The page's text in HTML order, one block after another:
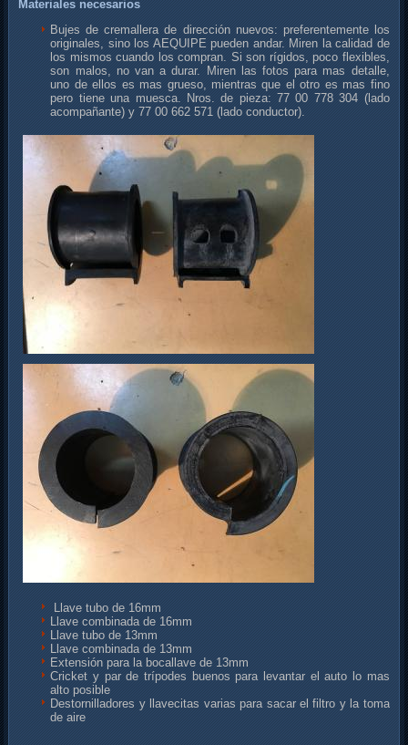
Materiales necesarios
Bujes de cremallera de dirección nuevos: preferentemente los
originales, sino los AEQUIPE pueden andar. Miren la calidad de
los mismos cuando los compran. Si son rígidos, poco flexibles,
son malos, no van a durar. Miren las fotos para mas detalle,
uno de ellos es mas grueso, mientras que el otro es mas fino
pero tiene una muesca. Nros. de pieza: 77 00 778 304 (lado
acompañante) y 77 00 662 571 (lado conductor).
Llave tubo de 16mm
Llave combinada de 16mm
Llave tubo de 13mm
Llave combinada de 13mm
Extensión para la bocallave de 13mm
Cricket y par de trípodes buenos para levantar el auto lo mas
alto posible
Destornilladores y llavecitas varias para sacar el filtro y la toma
de aire